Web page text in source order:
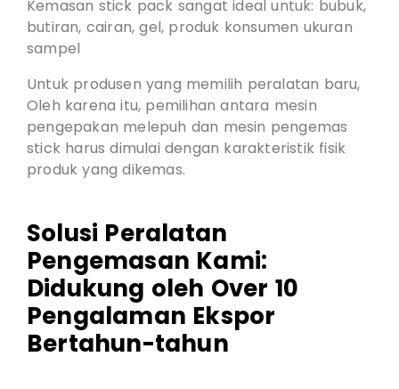
Kemasan stick pack sangat ideal untuk: bubuk,
butiran, cairan, gel, produk konsumen ukuran
sampel
Untuk produsen yang memilih peralatan baru,
Oleh karena itu, pemilihan antara mesin
pengepakan melepuh dan mesin pengemas
stick harus dimulai dengan karakteristik fisik
produk yang dikemas.
Solusi Peralatan
Pengemasan Kami:
Didukung oleh Over 10
Pengalaman Ekspor
Bertahun-tahun